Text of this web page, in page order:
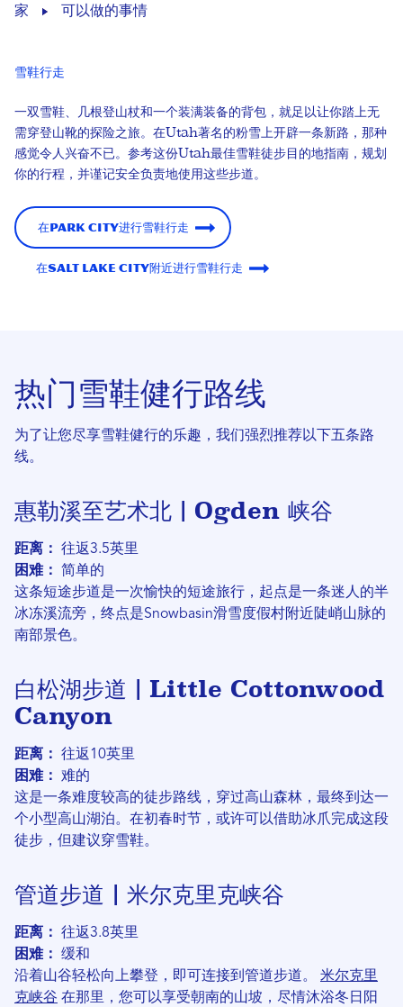
家 可以做的事情
雪鞋行走
一双雪鞋、几根登山杖和一个装满装备的背包，就足以让你踏上无
需穿登山靴的探险之旅。在Utah著名的粉雪上开辟一条新路，那种
感觉令人兴奋不已。参考这份Utah最佳雪鞋徒步目的地指南，规划
你的行程，并谨记安全负责地使用这些步道。
在Park City进行雪鞋行走
在Salt Lake City附近进行雪鞋行走
热门雪鞋健行路线
为了让您尽享雪鞋健行的乐趣，我们强烈推荐以下五条路
线。
惠勒溪至艺术北 | Ogden 峡谷
距离：
往返3.5英里
困难：
简单的
这条短途步道是一次愉快的短途旅行，起点是一条迷人的半
冰冻溪流旁，终点是Snowbasin滑雪度假村附近陡峭山脉的
南部景色。
白松湖步道 | Little Cottonwood
Canyon
距离：
往返10英里
困难：
难的
这是一条难度较高的徒步路线，穿过高山森林，最终到达一
个小型高山湖泊。在初春时节，或许可以借助冰爪完成这段
徒步，但建议穿雪鞋。
管道步道 | 米尔克里克峡谷
距离：
往返3.8英里
困难：
缓和
沿着山谷轻松向上攀登，即可连接到管道步道。 米尔克里
克峡谷 在那里，您可以享受朝南的山坡，尽情沐浴冬日阳